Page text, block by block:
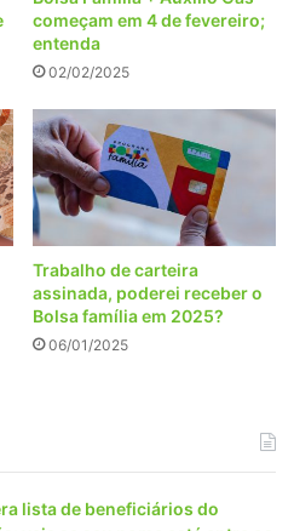
começam em 4 de fevereiro;
entenda
02/02/2025
Trabalho de carteira
assinada, poderei receber o
Bolsa família em 2025?
06/01/2025
lista de beneficiários do